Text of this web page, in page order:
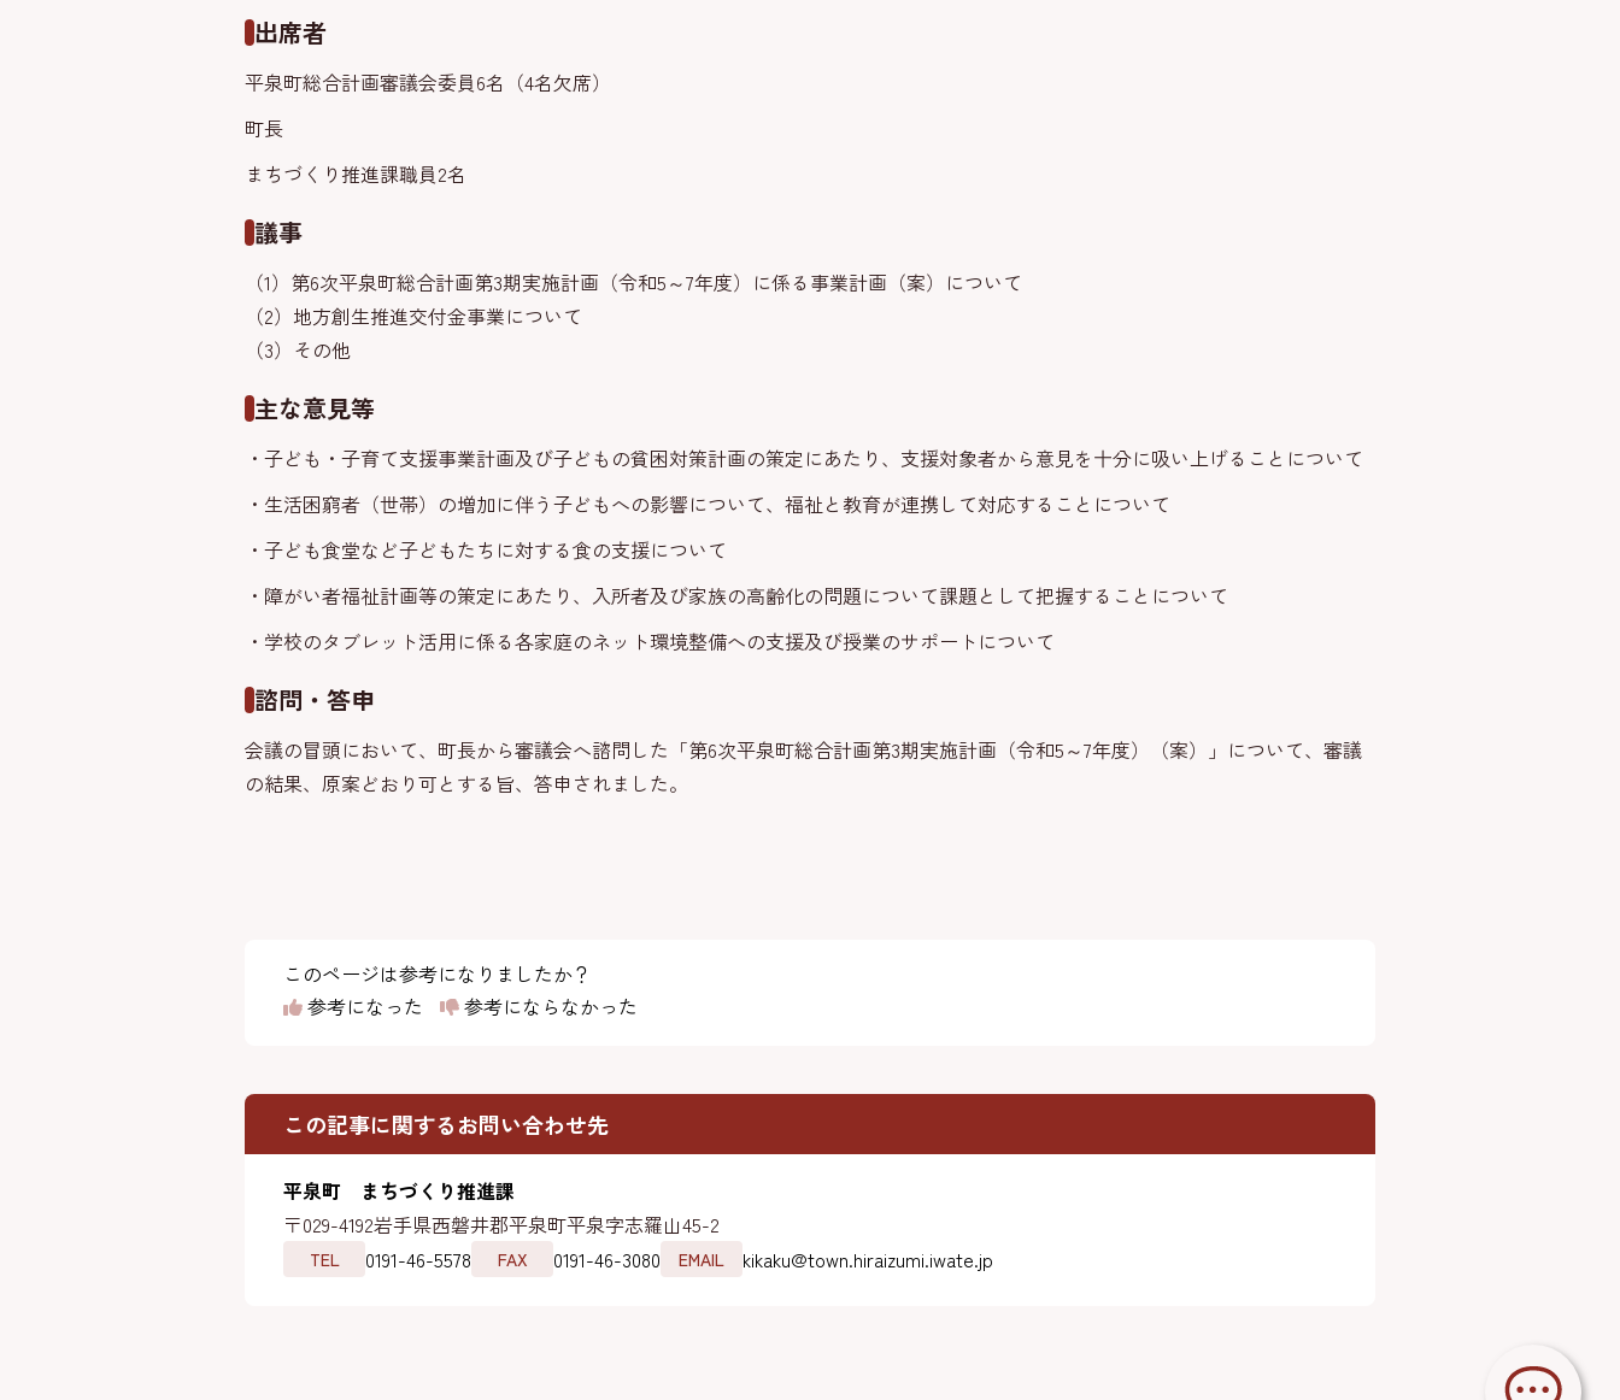
出席者
平泉町総合計画審議会委員6名（4名欠席）
町長
まちづくり推進課職員2名
議事
（1）第6次平泉町総合計画第3期実施計画（令和5～7年度）に係る事業計画（案）について
（2）地方創生推進交付金事業について
（3）その他
主な意見等
・子ども・子育て支援事業計画及び子どもの貧困対策計画の策定にあたり、支援対象者から意見を十分に吸い上げることについて
・生活困窮者（世帯）の増加に伴う子どもへの影響について、福祉と教育が連携して対応することについて
・子ども食堂など子どもたちに対する食の支援について
・障がい者福祉計画等の策定にあたり、入所者及び家族の高齢化の問題について課題として把握することについて
・学校のタブレット活用に係る各家庭のネット環境整備への支援及び授業のサポートについて
諮問・答申
会議の冒頭において、町長から審議会へ諮問した「第6次平泉町総合計画第3期実施計画（令和5～7年度）（案）」について、審議
の結果、原案どおり可とする旨、答申されました。
このページは参考になりましたか？
参考になった
参考にならなかった
この記事に関するお問い合わせ先
平泉町 まちづくり推進課
〒029-4192岩手県西磐井郡平泉町平泉字志羅山45-2
TEL 0191-46-5578 FAX 0191-46-3080 EMAIL kikaku@town.hiraizumi.iwate.jp